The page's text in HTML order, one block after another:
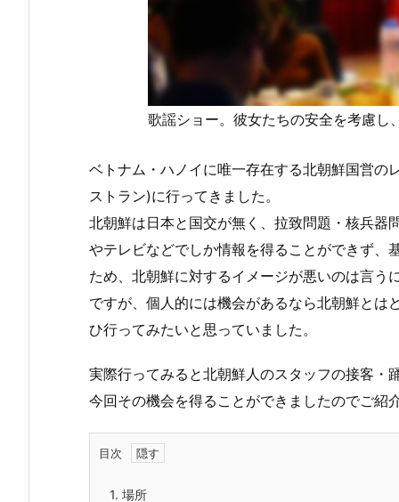
歌謡ショー。彼女たちの安全を考慮し
ベトナム・ハノイに唯一存在する北朝鮮国営
ストラン)に行ってきました。
北朝鮮は日本と国交が無く、拉致問題・核兵器
やテレビなどでしか情報を得ることができず、
ため、北朝鮮に対するイメージが悪いのは言う
ですが、個人的には機会があるなら北朝鮮とは
ひ行ってみたいと思っていました。
実際行ってみると北朝鮮人のスタッフの接客・
今回その機会を得ることができましたのでご紹
目次
1. 場所